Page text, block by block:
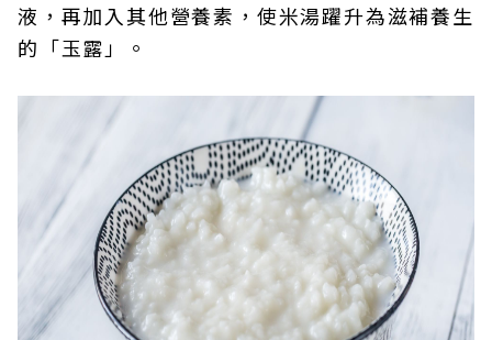
液，再加入其他營養素，使米湯躍升為滋補養生
的「玉露」。